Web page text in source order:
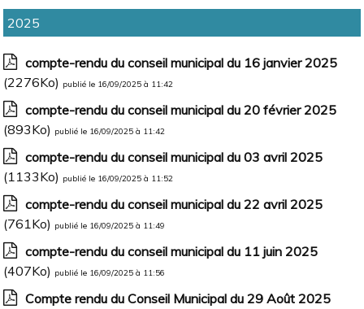
2025
compte-rendu du conseil municipal du 16 janvier 2025
(2276Ko) publié le 16/09/2025 à 11:42
compte-rendu du conseil municipal du 20 février 2025
(893Ko) publié le 16/09/2025 à 11:42
compte-rendu du conseil municipal du 03 avril 2025
(1133Ko) publié le 16/09/2025 à 11:52
compte-rendu du conseil municipal du 22 avril 2025
(761Ko) publié le 16/09/2025 à 11:49
compte-rendu du conseil municipal du 11 juin 2025
(407Ko) publié le 16/09/2025 à 11:56
Compte rendu du Conseil Municipal du 29 Août 2025